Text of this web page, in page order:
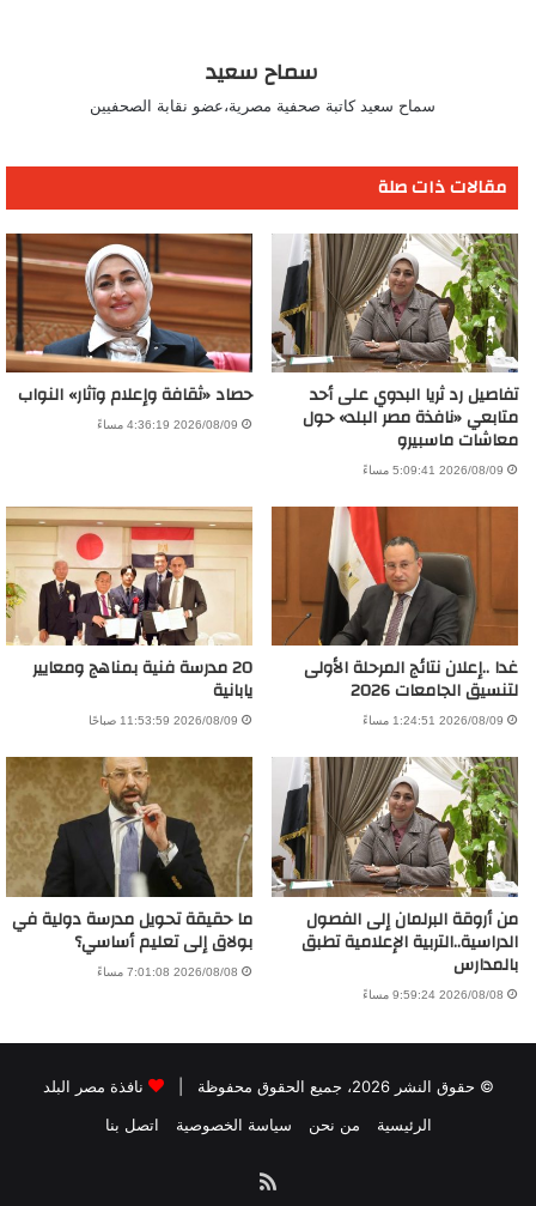
سماح سعيد
سماح سعيد كاتبة صحفية مصرية،عضو نقابة الصحفيين
مقالات ذات صلة
تفاصيل رد ثريا البدوي على أحد
متابعي «نافذة مصر البلد» حول
معاشات ماسبيرو
2026/08/09 5:09:41 مساءً
حصاد «ثقافة وإعلام وآثار» النواب
2026/08/09 4:36:19 مساءً
غدا ..إعلان نتائج المرحلة الأولى
لتنسيق الجامعات 2026
2026/08/09 1:24:51 مساءً
20 مدرسة فنية بمناهج ومعايير
يابانية
2026/08/09 11:53:59 صباحًا
من أروقة البرلمان إلى الفصول
الدراسية..التربية الإعلامية تطبق
بالمدارس
2026/08/08 9:59:24 مساءً
ما حقيقة تحويل مدرسة دولية في
بولاق إلى تعليم أساسي؟
2026/08/08 7:01:08 مساءً
© حقوق النشر 2026، جميع الحقوق محفوظة |
نافذة مصر البلد
الرئيسية
من نحن سياسة الخصوصية اتصل بنا
ملخص